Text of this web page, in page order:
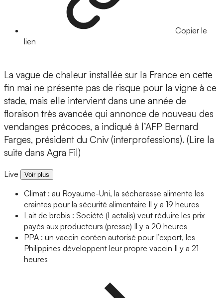
Copier le
lien
La vague de chaleur installée sur la France en cette
fin mai ne présente pas de risque pour la vigne à ce
stade, mais elle intervient dans une année de
floraison très avancée qui annonce de nouveau des
vendanges précoces, a indiqué à l’AFP Bernard
Farges, président du Cniv (interprofessions). (Lire la
suite dans Agra Fil)
Live Voir plus
Climat : au Royaume-Uni, la sécheresse alimente les
craintes pour la sécurité alimentaire Il y a 19 heures
Lait de brebis : Société (Lactalis) veut réduire les prix
payés aux producteurs (presse) Il y a 20 heures
PPA : un vaccin coréen autorisé pour l’export, les
Philippines développent leur propre vaccin Il y a 21
heures